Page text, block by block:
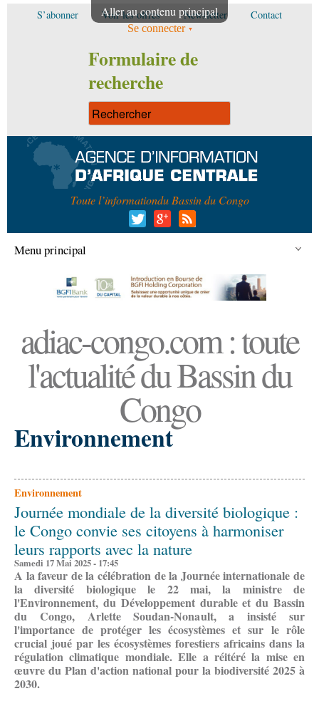
Aller au contenu principal
S’abonner Voir les offres Newsletter Contact
Se connecter
Formulaire de
recherche
Toute l’informationdu Bassin du Congo
Menu principal
adiac-congo.com : toute
l'actualité du Bassin du
Congo
Environnement
Environnement
Journée mondiale de la diversité biologique :
le Congo convie ses citoyens à harmoniser
leurs rapports avec la nature
Samedi 17 Mai 2025 - 17:45
A la faveur de la célébration de la Journée internationale de
la diversité biologique le 22 mai, la ministre de
l'Environnement, du Développement durable et du Bassin
du Congo, Arlette Soudan-Nonault, a insisté sur
l'importance de protéger les écosystèmes et sur le rôle
crucial joué par les écosystèmes forestiers africains dans la
régulation climatique mondiale. Elle a réitéré la mise en
œuvre du Plan d'action national pour la biodiversité 2025 à
2030.